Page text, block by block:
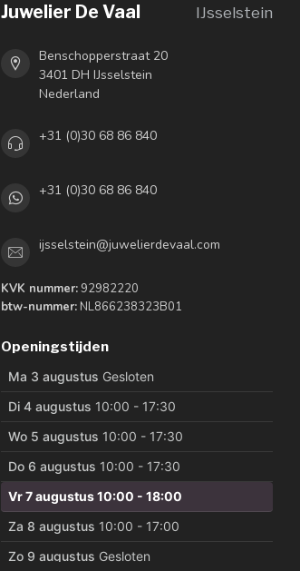
Juwelier De Vaal IJsselstein
Benschopperstraat 20
3401 DH IJsselstein
Nederland
+31 (0)30 68 86 840
+31 (0)30 68 86 840
ijsselstein@juwelierdevaal.com
KVK nummer:92982220
btw-nummer: NL866238323B01
Openingstijden